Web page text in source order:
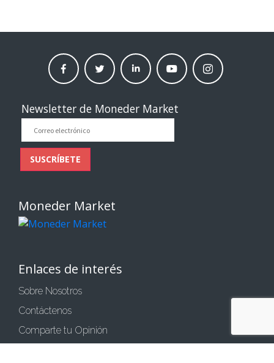
facebook
moneder
twitter
moneder
linkedin
moneder
Youtube
moneder
instagram
moneder
Newsletter de Moneder Market
Correo
electrónico
SUSCRÍBETE
Moneder Market
Enlaces de interés
Sobre Nosotros
Contáctenos
Comparte tu Opinión